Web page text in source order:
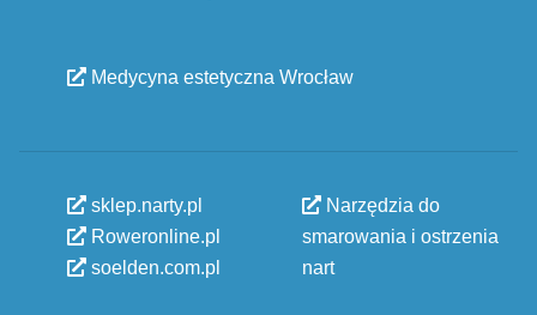
Medycyna estetyczna Wrocław
sklep.narty.pl
Roweronline.pl
soelden.com.pl
Narzędzia do
smarowania i ostrzenia
nart